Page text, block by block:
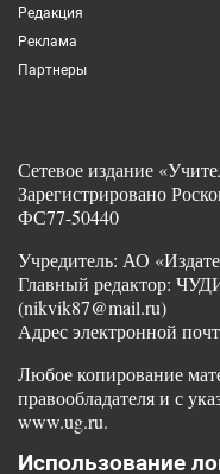
Редакция
Реклама
Партнеры
Сетевое издание
Зарегистрировано
ФС77-50440
Учредитель: АО
Главный редактор:
(nikvik87@mail.ru)
Адрес электронной
Любое копирование
правообладателя и с
www.ug.ru.
Использование